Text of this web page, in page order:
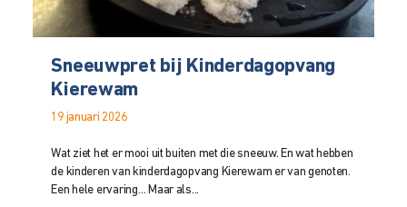
Sneeuwpret bij Kinderdagopvang
Kierewam
19 januari 2026
Wat ziet het er mooi uit buiten met die sneeuw. En wat hebben
de kinderen van kinderdagopvang Kierewam er van genoten.
Een hele ervaring… Maar als...